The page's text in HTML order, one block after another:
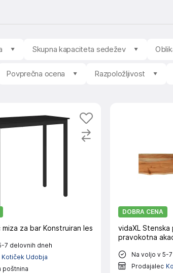
Skupna kapaciteta sedežev
Povprečna ocena Razpoložljivost
za bar Konstruiran les
7 delovnih dneh
Kotiček Udobja
poštnina
DOBRA CENA
vidaXL Stenska
pravokotna
Na voljo v 5-
Prodajalec